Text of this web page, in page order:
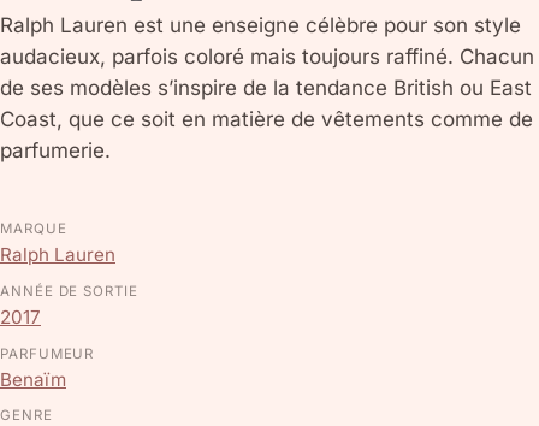
Ralph Lauren est une enseigne célèbre pour son style
audacieux, parfois coloré mais toujours raffiné. Chacun
de ses modèles s’inspire de la tendance British ou East
Coast, que ce soit en matière de vêtements comme de
parfumerie.
MARQUE
Ralph Lauren
ANNÉE DE SORTIE
2017
PARFUMEUR
Benaïm
GENRE